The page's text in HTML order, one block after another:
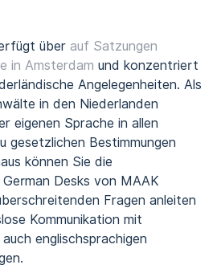
über auf Satzungen
in Amsterdam und konzentriert
Angelegenheiten. Als
in den Niederlanden
eigenen Sprache in allen
gesetzlichen Bestimmungen
können Sie die
Desks von MAAK
Fragen anleiten
Kommunikation mit
englischsprachigen